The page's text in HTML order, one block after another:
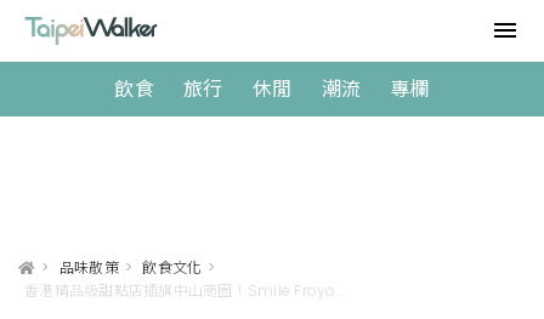
飲食 旅行 休閒 潮流 專欄
> 品味散策 > 飲食文化 >